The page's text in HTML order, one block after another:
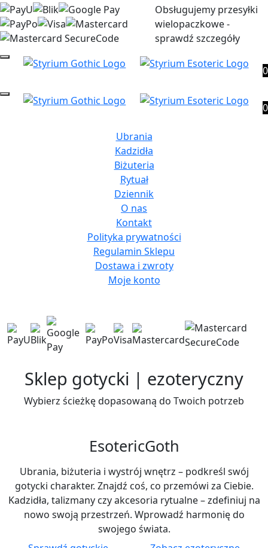
Obsługujemy przesyłki
wielopaczkowe -
sprawdź szczegóły
0
0
Ubrania
Kadzidła
Biżuteria
Rytuał
Dziennik
O nas
Kontakt
Polityka prywatności
Regulamin Sklepu
Dostawa i zwroty
Moje konto
Sklep gotycki | ezoteryczny
Wybierz ścieżkę dopasowaną do Twoich potrzeb
EsotericGoth
Ubrania, biżuteria i wystrój wnętrz – podkreśl swój
gotycki charakter. Znajdź coś, co przemówi za Ciebie.
Kadzidła, talizmany czy akcesoria rytualne – zdefiniuj na
nowo swoją przestrzeń. Wprowadź harmonię do
swojego świata.